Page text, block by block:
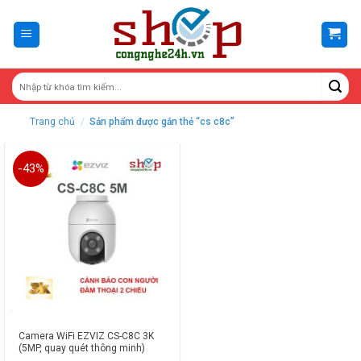
content
Trang chủ / Sản phẩm được gắn thẻ “cs c8c”
-43%
Camera WiFi EZVIZ CS-C8C 3K
(5MP, quay quét thông minh)